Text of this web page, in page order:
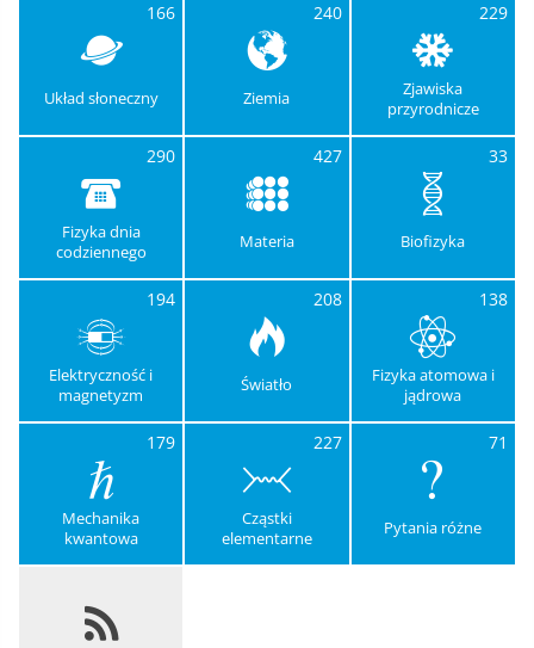
166
Układ słoneczny
240
Ziemia
229
Zjawiska
przyrodnicze
290
Fizyka dnia
codziennego
427
Materia
33
Biofizyka
194
Elektryczność i
magnetyzm
208
Światło
138
Fizyka atomowa i
jądrowa
179
Mechanika
kwantowa
227
Cząstki
elementarne
71
Pytania różne